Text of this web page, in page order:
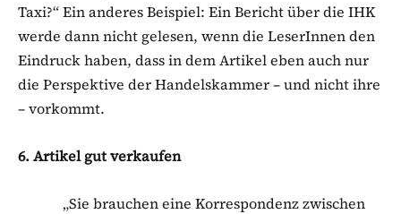
Taxi?“ Ein anderes Beispiel: Ein Bericht über die IHK
werde dann nicht gelesen, wenn die LeserInnen den
Eindruck haben, dass in dem Artikel eben auch nur
die Perspektive der Handelskammer – und nicht ihre
– vorkommt.
6. Artikel gut verkaufen
„Sie brauchen eine Korrespondenz zwischen